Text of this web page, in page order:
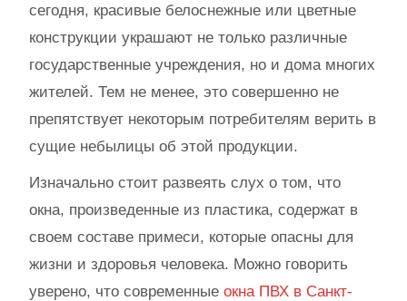
сегодня, красивые белоснежные или цветные
конструкции украшают не только различные
государственные учреждения, но и дома многих
жителей. Тем не менее, это совершенно не
препятствует некоторым потребителям верить в
сущие небылицы об этой продукции.
Изначально стоит развеять слух о том, что
окна, произведенные из пластика, содержат в
своем составе примеси, которые опасны для
жизни и здоровья человека. Можно говорить
уверено, что современные окна ПВХ в Санкт-